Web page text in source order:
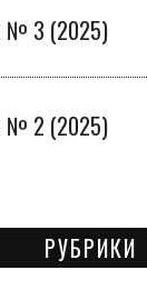
№ 3 (2025)
№ 2 (2025)
РУБРИКИ